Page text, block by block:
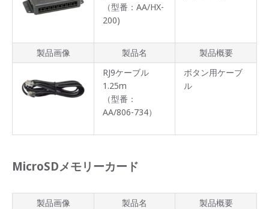
（型番：AA/HX-
200)
製品画像 製品名
製品概要
RJ9ケーブル
1.25m
（型番：
AA/806-734）
ボタン用ケーブ
ル
MicroSDメモリーカード
製品画像 製品名
製品概要